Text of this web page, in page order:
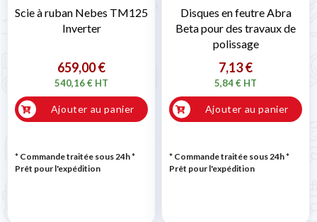
Scie à ruban Nebes TM125
Inverter
659,00 €
540,16 € HT
Ajouter au panier
* Commande traitée sous 24h*
Prêt pour l'expédition
Disques en feutre Abra
Beta pour des travaux de
polissage
7,13 €
5,84 € HT
Ajouter au panier
* Commande traitée sous 24h*
Prêt pour l'expédition